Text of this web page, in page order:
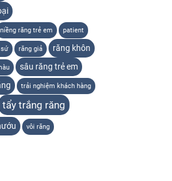
niềng răng trẻ em patient
sứ răng giả răng khôn
sâu răng trẻ em
trải nghiệm khách hàng
tẩy trắng răng
vôi răng